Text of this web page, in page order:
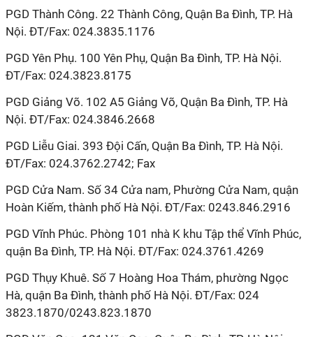
PGD Thành Công. 22 Thành Công, Quận Ba Đình, TP. Hà
Nội. ĐT/Fax: 024.3835.1176
PGD Yên Phụ. 100 Yên Phụ, Quận Ba Đình, TP. Hà Nội.
ĐT/Fax: 024.3823.8175
PGD Giảng Võ. 102 A5 Giảng Võ, Quận Ba Đình, TP. Hà
Nội. ĐT/Fax: 024.3846.2668
PGD Liễu Giai. 393 Đội Cấn, Quận Ba Đình, TP. Hà Nội.
ĐT/Fax: 024.3762.2742; Fax
PGD Cửa Nam. Số 34 Cửa nam, Phường Cửa Nam, quận
Hoàn Kiếm, thành phố Hà Nội. ĐT/Fax: 0243.846.2916
PGD Vĩnh Phúc. Phòng 101 nhà K khu Tập thể Vĩnh Phúc,
quận Ba Đình, TP. Hà Nội. ĐT/Fax: 024.3761.4269
PGD Thụy Khuê. Số 7 Hoàng Hoa Thám, phường Ngọc
Hà, quận Ba Đình, thành phố Hà Nội. ĐT/Fax: 024
3823.1870/0243.823.1870